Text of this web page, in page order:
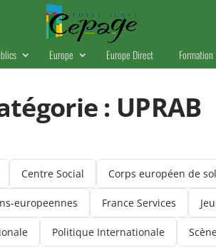
Europe Europe Direct Formation
: UPRAB
Centre Social Corps européen de
europeennes France Services
Politique Internationale